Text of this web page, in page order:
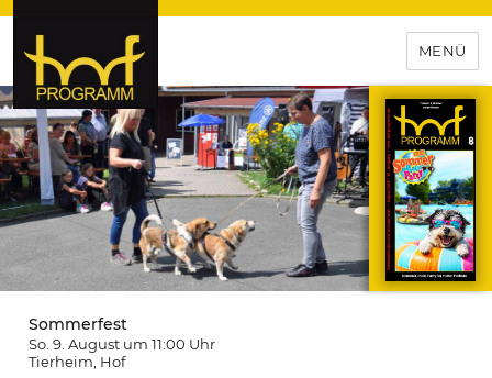
hof-programm – das
Veranstaltungsportal für
Hochfranken
MENÜ
Sommerfest
So. 9. August um 11:00 Uhr
Tierheim , Hof